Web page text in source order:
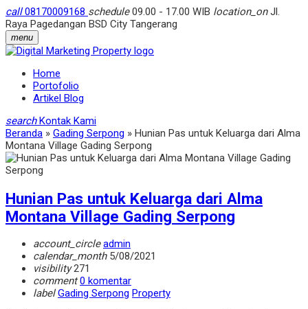
call08170009168 schedule09.00 - 17.00 WIB location_onJl.
Raya Pagedangan BSD City Tangerang
menu
Home
Portofolio
Artikel Blog
search Kontak Kami
Beranda » Gading Serpong » Hunian Pas untuk Keluarga dari Alma
Montana Village Gading Serpong
Hunian Pas untuk Keluarga dari Alma
Montana Village Gading Serpong
account_circle admin
calendar_month5/08/2021
visibility271
comment 0 komentar
label Gading Serpong Property